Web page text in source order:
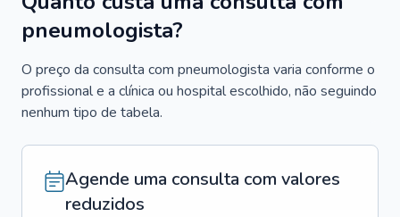
pneumologista?
O preço da consulta com pneumologista varia conforme o
profissional e a clínica ou hospital escolhido, não seguindo
nenhum tipo de tabela.
Agende uma consulta com valores
reduzidos